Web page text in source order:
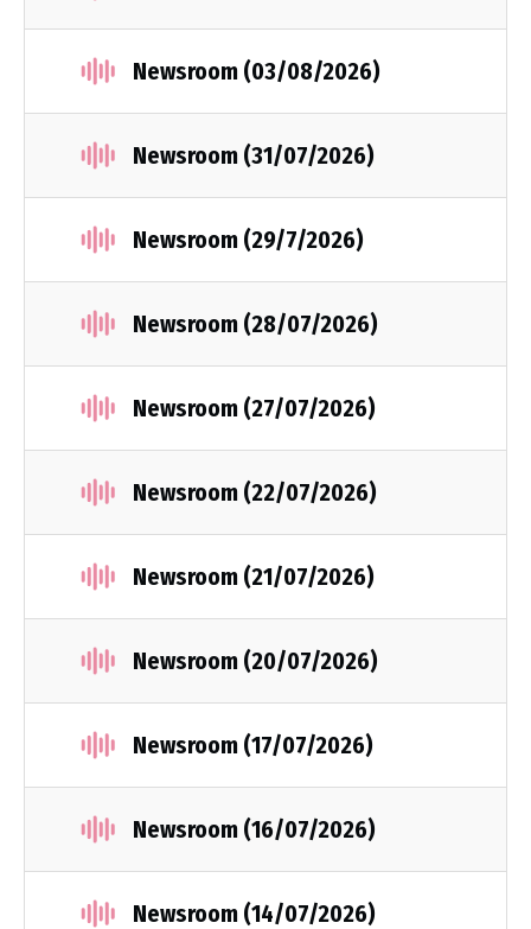
Newsroom (03/08/2026)
Newsroom (31/07/2026)
Newsroom (29/7/2026)
Newsroom (28/07/2026)
Newsroom (27/07/2026)
Newsroom (22/07/2026)
Newsroom (21/07/2026)
Newsroom (20/07/2026)
Newsroom (17/07/2026)
Newsroom (16/07/2026)
Newsroom (14/07/2026)